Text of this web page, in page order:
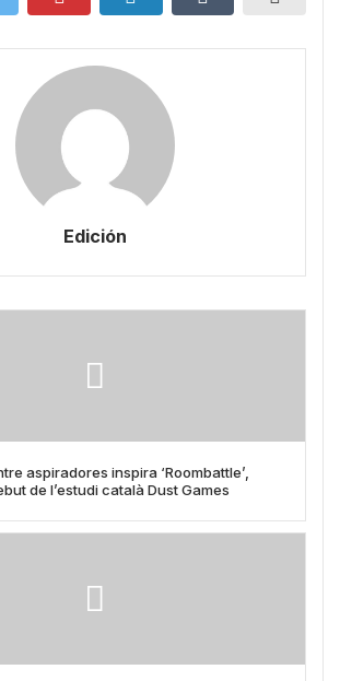
Edición
aspiradores inspira ‘Roombattle’,
de l’estudi català Dust Games